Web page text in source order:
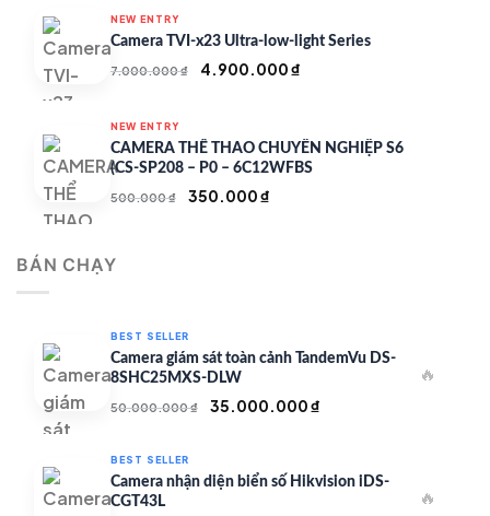
NEW ENTRY
Camera TVI-x23 Ultra-low-light Series
7.000.000₫
Giá
7.000.000 ₫.
4.900.000₫
là:
4.900.000 ₫.
NEW ENTRY
CAMERA THỂ THAO CHUYÊN NGHIỆP S6
(CS-SP208 – P0 – 6C12WFBS
500.000₫
Giá
350.000₫
BÁN CHẠY
BEST SELLER
Camera giám sát toàn cảnh TandemVu DS-
8SHC25MXS-DLW
50.000.000₫
Giá
50.000.000 ₫.
35.000.000₫
là:
35.000.000 ₫.
🔥
BEST SELLER
Camera nhận diện biển số Hikvision iDS-
CGT43L
🔥